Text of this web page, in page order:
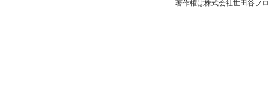
著作権は株式会社世田谷フ